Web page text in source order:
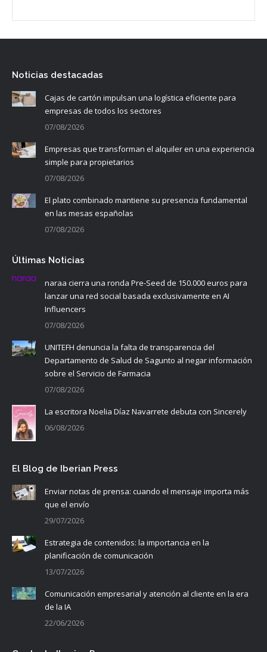
Noticias destacadas
Cajas de cartón impulsan una logística eficiente para
empresas de todos los sectores
07/08/2026
Empresas que transforman el alquiler en una experiencia
simple para propietarios
07/08/2026
El plato combinado mantiene su presencia fundamental
en las mesas españolas
07/08/2026
Últimas Noticias
naraa cierra una ronda Pre-Seed de 150.000 euros para
lanzar una red social basada exclusivamente en AI
Influencers
07/08/2026
UNITEFH denuncia la falta de transparencia del
Departamento de Salud de Sagunto al negar información
sobre el Servicio de Farmacia
07/08/2026
La escritora Noelia Díaz Navarrete debuta con Sincerely
06/08/2026
El Blog de Iberian Press
Enviar notas de prensa: cuando el mensaje importa más
que el envío
29/07/2026
Estrategia de contenidos: la importancia en la
planificación de comunicación
13/07/2026
Comunicación empresarial y atención al cliente en la era
de la IA
22/06/2026